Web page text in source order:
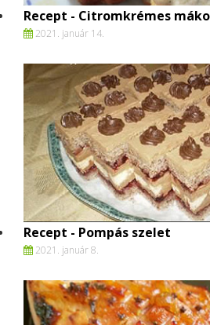
Recept - Citromkrémes
2021. január 14.
Recept - Pompás szelet
2021. január 8.